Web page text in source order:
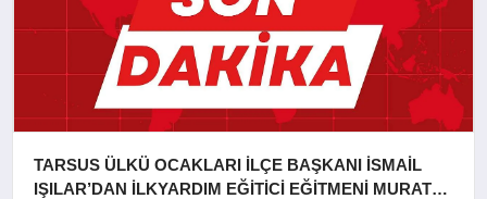
TARSUS ÜLKÜ OCAKLARI İLÇE BAŞKANI İSMAİL
IŞILAR’DAN İLKYARDIM EĞİTİCİ EĞİTMENİ MURAT